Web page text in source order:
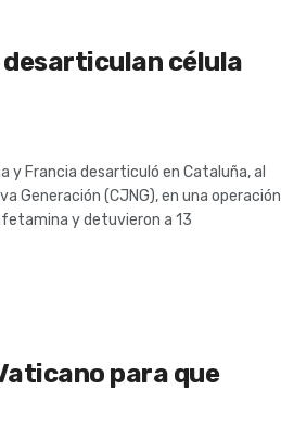
desarticulan célula
y Francia desarticuló en Cataluña, al
Generación (CJNG), en una operación
y detuvieron a 13
para que